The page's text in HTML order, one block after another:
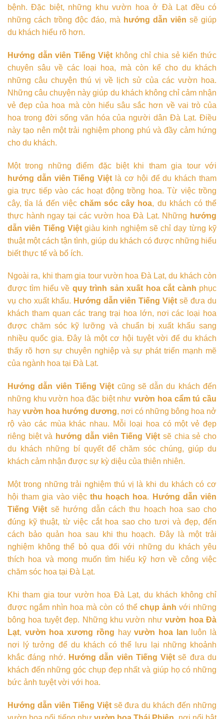
bệnh. Đặc biệt, những khu vườn hoa ở Đà Lạt đều có
những cách trồng độc đáo, mà hướng dẫn viên sẽ giúp
du khách hiểu rõ hơn.
Hướng dẫn viên Tiếng Việt không chỉ chia sẻ kiến thức
chuyên sâu về các loại hoa, mà còn kể cho du khách
những câu chuyện thú vị về lịch sử của các vườn hoa.
Những câu chuyện này giúp du khách không chỉ cảm nhận
vẻ đẹp của hoa mà còn hiểu sâu sắc hơn về vai trò của
hoa trong đời sống văn hóa của người dân Đà Lạt. Điều
này tạo nên một trải nghiệm phong phú và đầy cảm hứng
cho du khách.
Một trong những điểm đặc biệt khi tham gia tour với
hướng dẫn viên Tiếng Việt là cơ hội để du khách tham
gia trực tiếp vào các hoạt động trồng hoa. Từ việc trồng
cây, tỉa lá đến việc chăm sóc cây hoa, du khách có thể
thực hành ngay tại các vườn hoa Đà Lạt. Những hướng
dẫn viên Tiếng Việtgiàu kinh nghiệm sẽ chỉ dạy từng kỹ
thuật một cách tận tình, giúp du khách có được những hiểu
biết thực tế và bổ ích.
Ngoài ra, khi tham gia tour vườn hoa Đà Lạt, du khách còn
được tìm hiểu về quy trình sản xuất hoa cắt cành phục
vụ cho xuất khẩu. Hướng dẫn viên Tiếng Việt sẽ đưa du
khách tham quan các trang trại hoa lớn, nơi các loại hoa
được chăm sóc kỹ lưỡng và chuẩn bị xuất khẩu sang
nhiều quốc gia. Đây là một cơ hội tuyệt vời để du khách
thấy rõ hơn sự chuyên nghiệp và sự phát triển mạnh mẽ
của ngành hoa tại Đà Lạt.
Hướng dẫn viên Tiếng Việt cũng sẽ dẫn du khách đến
những khu vườn hoa đặc biệt nhưvườn hoa cẩm tú cầu
hay vườn hoa hướng dương, nơi có những bông hoa nở
rộ vào các mùa khác nhau. Mỗi loại hoa có một vẻ đẹp
riêng biệt và hướng dẫn viên Tiếng Việt sẽ chia sẻ cho
du khách những bí quyết để chăm sóc chúng, giúp du
khách cảm nhận được sự kỳ diệu của thiên nhiên.
Một trong những trải nghiệm thú vị là khi du khách có cơ
hội tham gia vào việc thu hoạch hoa.
Hướng dẫn viên
Tiếng Việt sẽ hướng dẫn cách thu hoạch hoa sao cho
đúng kỹ thuật, từ việc cắt hoa sao cho tươi và đẹp, đến
cách bảo quản hoa sau khi thu hoạch. Đây là một trải
nghiệm không thể bỏ qua đối với những du khách yêu
thích hoa và mong muốn tìm hiểu kỹ hơn về công việc
chăm sóc hoa tại Đà Lạt.
Khi tham gia tour vườn hoa Đà Lạt, du khách không chỉ
được ngắm nhìn hoa mà còn có thể chụp ảnh với những
bông hoa tuyệt đẹp. Những khu vườn nhưvườn hoa Đà
Lạt, vườn hoa xương rồng hayvườn hoa lan luôn là
nơi lý tưởng để du khách có thể lưu lại những khoảnh
khắc đáng nhớ. Hướng dẫn viên Tiếng Việt sẽ đưa du
khách đến những góc chụp đẹp nhất và giúp họ có những
bức ảnh tuyệt vời với hoa.
Hướng dẫn viên Tiếng Việtsẽ đưa du khách đến những